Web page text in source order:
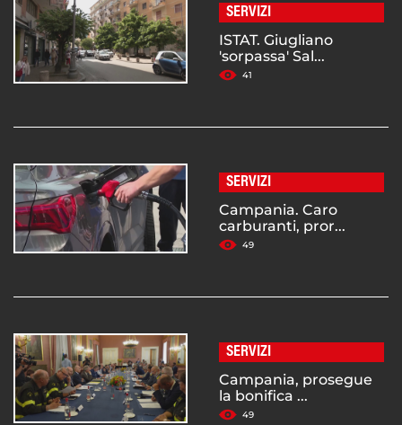
SERVIZI
ISTAT. Giugliano
'sorpassa' Sal...
41
SERVIZI
Campania. Caro
carburanti, pror...
49
SERVIZI
Campania, prosegue
la bonifica ...
49